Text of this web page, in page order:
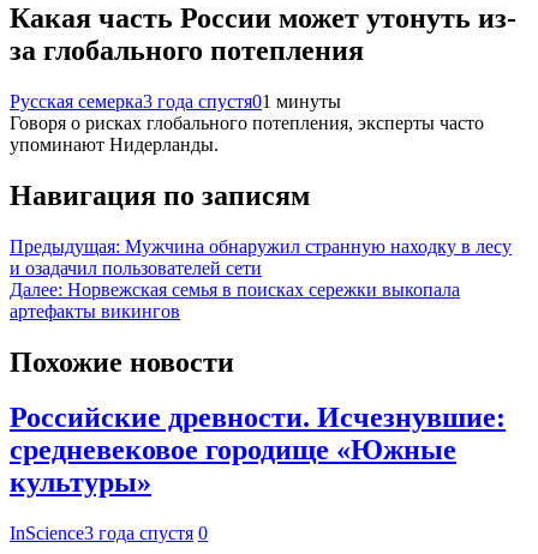
Какая часть России может утонуть из-
за глобального потепления
Русская семерка3 года спустя01 минуты
Говоря о рисках глобального потепления, эксперты часто
упоминают Нидерланды.
Навигация по записям
Предыдущая: Мужчина обнаружил странную находку в лесу
и озадачил пользователей сети
Далее: Норвежская семья в поисках сережки выкопала
артефакты викингов
Похожие новости
Российские древности. Исчезнувшие:
средневековое городище «Южные
культуры»
InScience3 года спустя 0